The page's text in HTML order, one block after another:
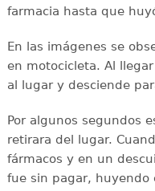
farmacia hasta que
En las imágenes se
en motocicleta. Al
al lugar y desciende
Por algunos segundos
retirara del lugar.
fármacos y en un
fue sin pagar, huyendo